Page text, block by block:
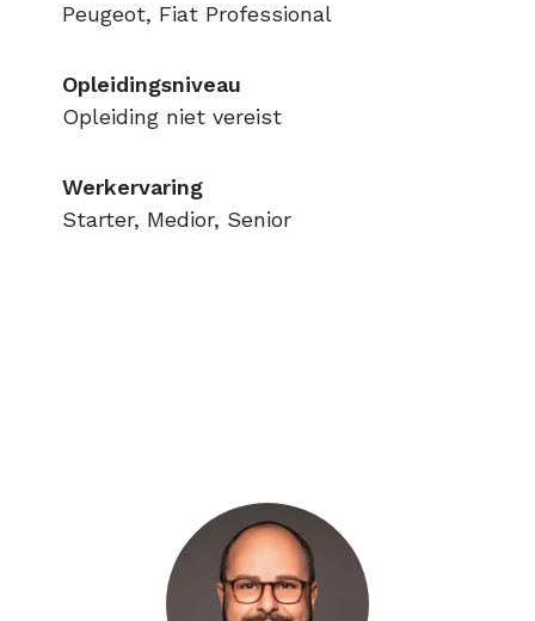
Peugeot, Fiat Professional
Opleidingsniveau
Opleiding niet vereist
Werkervaring
Starter, Medior, Senior